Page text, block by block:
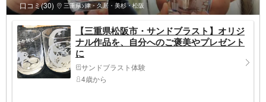
口コミ(30) 三重県>津・久居・美杉・松阪
【三重県松阪市・サンドブラスト】オリジ
ナル作品を、自分へのご褒美やプレゼント
に
サンドブラスト体験
4歳から